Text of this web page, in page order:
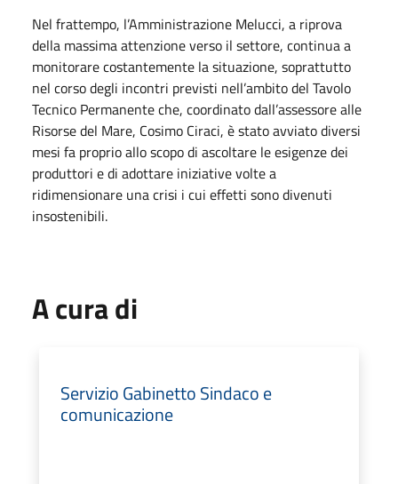
Nel frattempo, l’Amministrazione Melucci, a riprova
della massima attenzione verso il settore, continua a
monitorare costantemente la situazione, soprattutto
nel corso degli incontri previsti nell’ambito del Tavolo
Tecnico Permanente che, coordinato dall’assessore alle
Risorse del Mare, Cosimo Ciraci, è stato avviato diversi
mesi fa proprio allo scopo di ascoltare le esigenze dei
produttori e di adottare iniziative volte a
ridimensionare una crisi i cui effetti sono divenuti
insostenibili.
A cura di
Servizio Gabinetto Sindaco e
comunicazione